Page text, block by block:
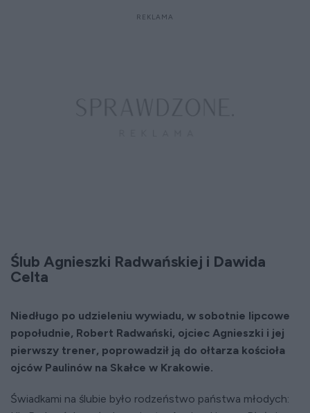
Ślub Agnieszki Radwańskiej i Dawida
Celta
Niedługo po udzieleniu wywiadu, w sobotnie lipcowe
popołudnie, Robert Radwański, ojciec Agnieszki i jej
pierwszy trener, poprowadził ją do ołtarza kościoła
ojców Paulinów na Skałce w Krakowie.
Świadkami na ślubie było rodzeństwo państwa młodych: